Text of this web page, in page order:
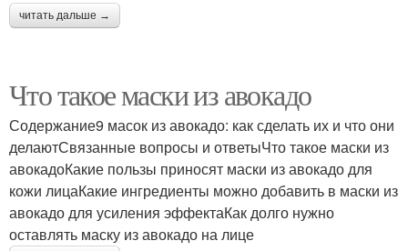
читать дальше →
Что такое маски из авокадо
Содержание9 масок из авокадо: как сделать их и что они
делаютСвязанные вопросы и ответыЧто такое маски из
авокадоКакие пользы приносят маски из авокадо для
кожи лицаКакие ингредиенты можно добавить в маски из
авокадо для усиления эффектаКак долго нужно
оставлять маску из авокадо на лице